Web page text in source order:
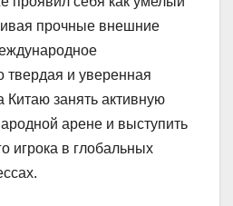
прочные внешние
твердая и уверенная
Китаю занять активную
арене и выступить
игрока в глобальных